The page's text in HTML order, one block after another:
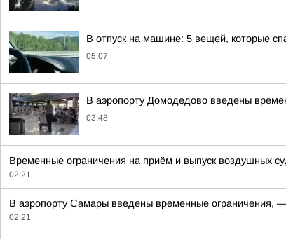
В отпуск на машине: 5 вещей, которые
05:07
В аэропорту Домодедово введены
03:48
Временные ограничения на приём и выпуск воздушных
02:21
В аэропорту Самары введены временные ограничения,
02:21